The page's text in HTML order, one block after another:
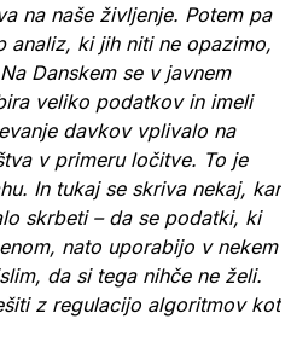
na naše življenje. Potem pa
analiz, ki jih niti ne opazimo,
Danskem se v javnem
veliko podatkov in imeli
davkov vplivalo na
v primeru ločitve. To je
In tukaj se skriva nekaj, kar
skrbeti – da se podatki, ki
nato uporabijo v nekem
da si tega nihče ne želi.
z regulacijo algoritmov kot